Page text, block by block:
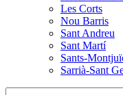
Les Corts
Nou Barris
Sant Andreu
Sant Martí
Sants-
Sarrià-Sant